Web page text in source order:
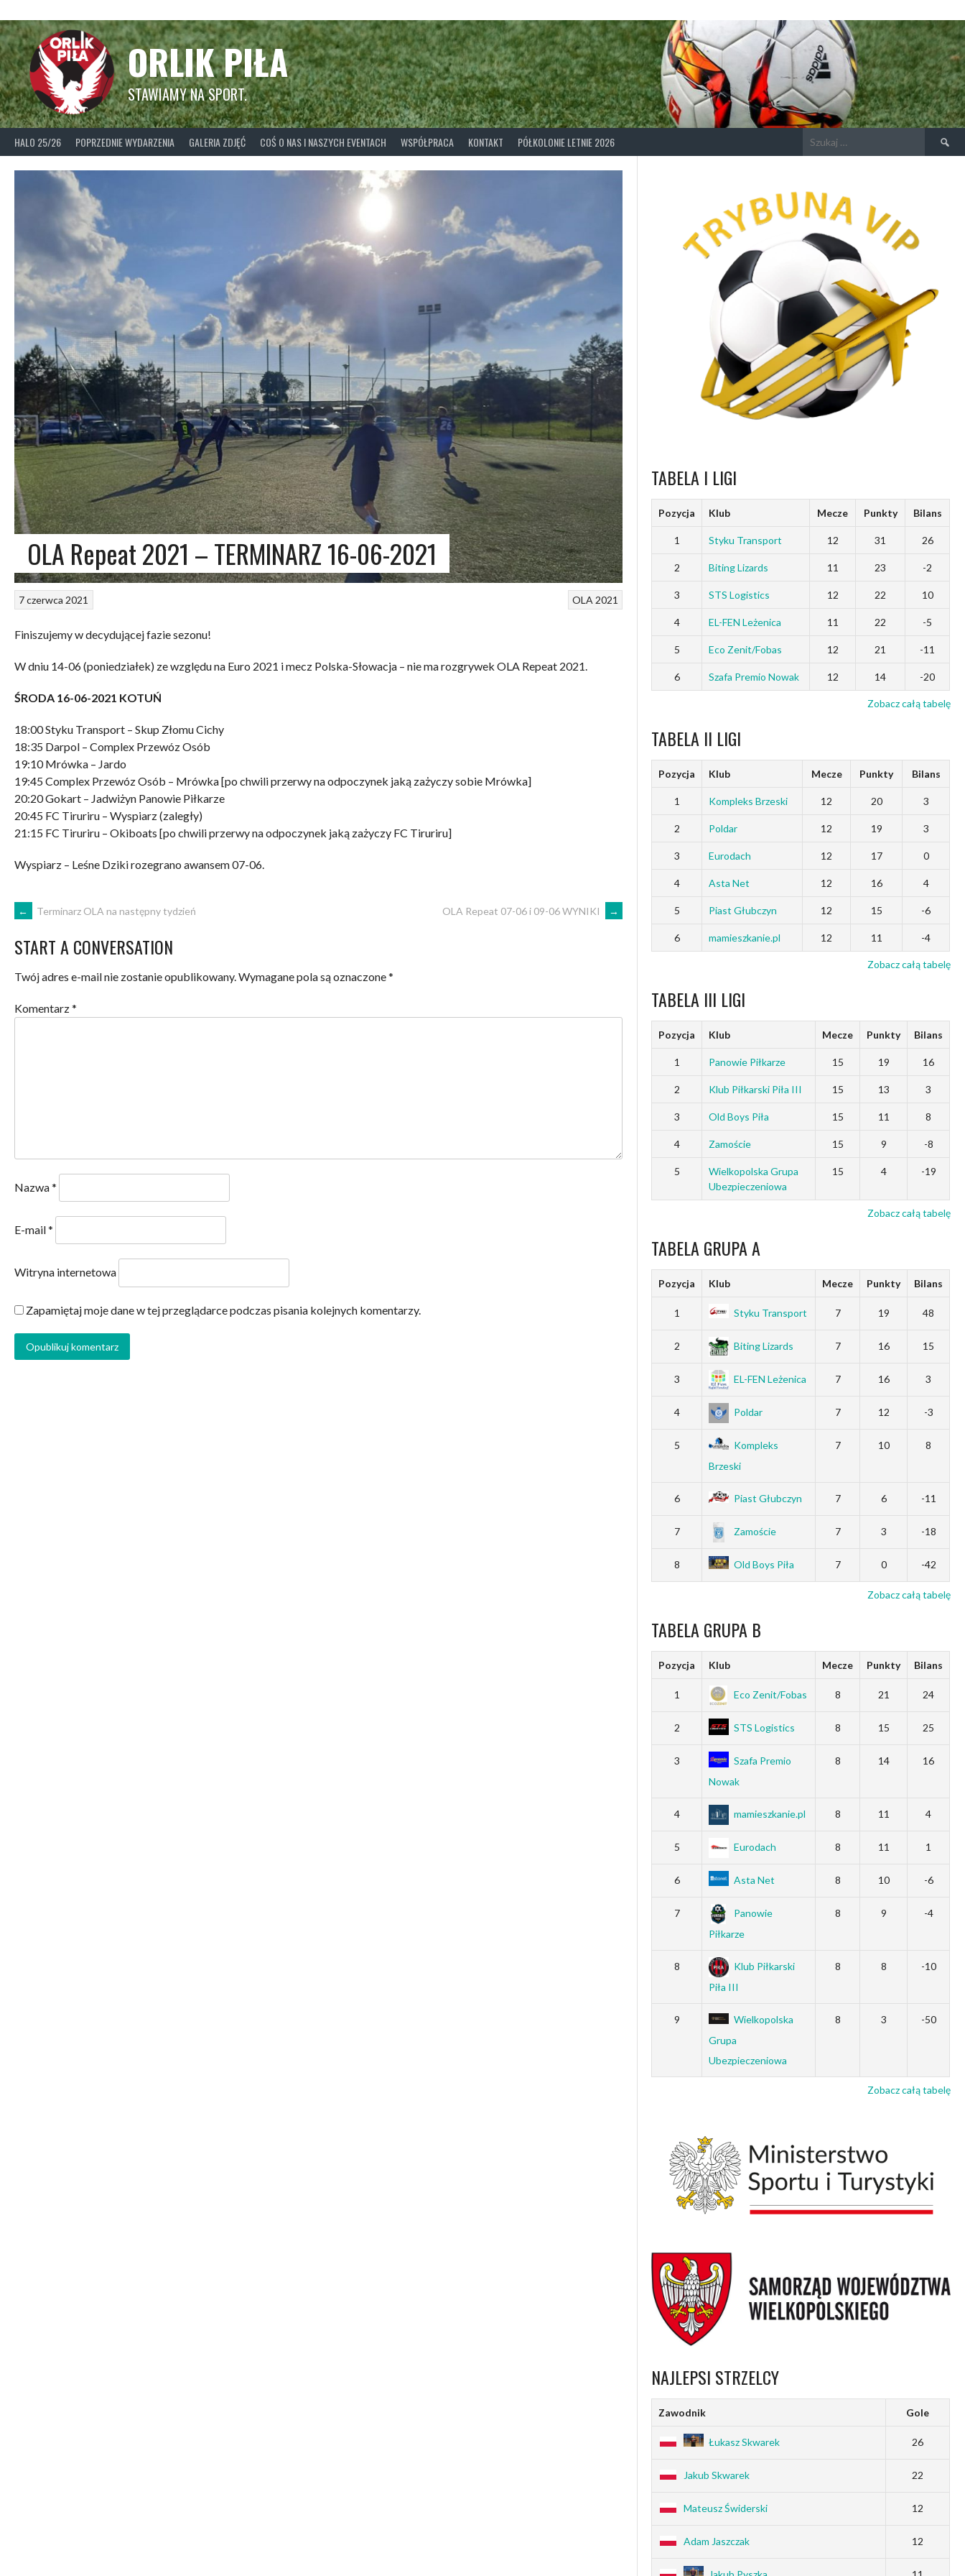
to
content
ORLIK PIŁA
STAWIAMY NA SPORT.
HALO 25/26 POPRZEDNIE WYDARZENIA GALERIA ZDJĘĆ COŚ O NAS I NASZYCH EVENTACH WSPÓŁPRACA KONTAKT PÓŁKOLONIE LETNIE 2026 Szukaj:
OLA Repeat 2021 – TERMINARZ 16-06-2021
OLA 2021
7 czerwca 2021
Finiszujemy w decydującej fazie sezonu!
W dniu 14-06 (poniedziałek) ze względu na Euro 2021 i mecz Polska-Słowacja – nie ma rozgrywek OLA Repeat 2021.
ŚRODA 16-06-2021 KOTUŃ
18:00 Styku Transport – Skup Złomu Cichy
18:35 Darpol – Complex Przewóz Osób
19:10 Mrówka – Jardo
19:45 Complex Przewóz Osób – Mrówka [po chwili przerwy na odpoczynek jaką zażyczy sobie Mrówka]
20:20 Gokart – Jadwiżyn Panowie Piłkarze
20:45 FC Tiruriru – Wyspiarz (zaległy)
21:15 FC Tiruriru – Okiboats [po chwili przerwy na odpoczynek jaką zażyczy FC Tiruriru]
Wyspiarz – Leśne Dziki rozegrano awansem 07-06.
POST
NAVIGATION
← Terminarz OLA na następny tydzień OLA Repeat 07-06 i 09-06 WYNIKI →
START A CONVERSATION
Twój adres e-mail nie zostanie opublikowany.Wymagane pola są oznaczone*
Komentarz*
Nazwa*
E-mail*
Witryna internetowa
Zapamiętaj moje dane w tej przeglądarce podczas pisania kolejnych komentarzy.
TABELA I LIGI
Pozycja Klub Mecze Punkty Bilans
1 Styku Transport 12 31 26
2 Biting Lizards 11 23 -2
3 STS Logistics 12 22 10
4 EL-FEN Leżenica 11 22 -5
5 Eco Zenit/Fobas 12 21 -11
6 Szafa Premio Nowak 12 14 -20
Zobacz całą tabelę
TABELA II LIGI
Pozycja Klub Mecze Punkty Bilans
1 Kompleks Brzeski 12 20 3
2 Poldar 12 19 3
3 Eurodach 12 17 0
4 Asta Net 12 16 4
5 Piast Głubczyn 12 15 -6
6 mamieszkanie.pl 12 11 -4
Zobacz całą tabelę
TABELA III LIGI
Pozycja Klub Mecze Punkty Bilans
1 Panowie Piłkarze 15 19 16
2 Klub Piłkarski Piła III 15 13 3
3 Old Boys Piła 15 11 8
4 Zamoście 15 9 -8
5
Wielkopolska Grupa
Ubezpieczeniowa
15 4 -19
Zobacz całą tabelę
TABELA GRUPA A
Pozycja Klub Mecze Punkty Bilans
1 Styku Transport 7 19 48
2 Biting Lizards 7 16 15
3 EL-FEN Leżenica 7 16 3
4 Poldar 7 12 -3
5
Kompleks
Brzeski
7 10 8
6 Piast Głubczyn 7 6 -11
7 Zamoście 7 3 -18
8 Old Boys Piła 7 0 -42
Zobacz całą tabelę
TABELA GRUPA B
Pozycja Klub Mecze Punkty Bilans
1 Eco Zenit/Fobas 8 21 24
2 STS Logistics 8 15 25
3
Szafa Premio
Nowak
8 14 16
4 mamieszkanie.pl 8 11 4
5 Eurodach 8 11 1
6 Asta Net 8 10 -6
7
Panowie
Piłkarze
8 9 -4
8
Klub Piłkarski
Piła III
8 8 -10
9
Wielkopolska
Grupa
Ubezpieczeniowa
8 3 -50
Zobacz całą tabelę
NAJLEPSI STRZELCY
Zawodnik Gole
Łukasz Skwarek 26
Jakub Skwarek 22
Mateusz Świderski 12
Adam Jaszczak 12